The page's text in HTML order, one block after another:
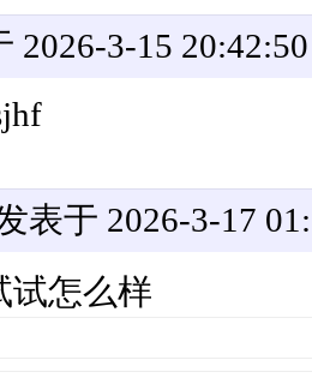
2026-3-15 20:42:50
表于 2026-3-17
试怎么样